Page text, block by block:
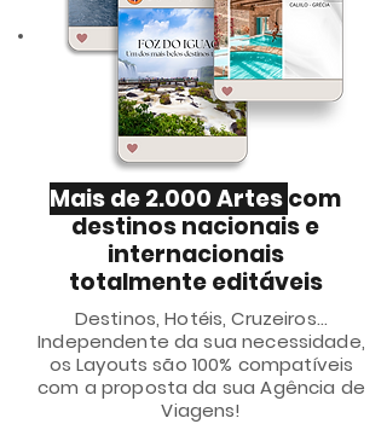
Mais de 2.000 Artescom
destinos nacionais e
internacionais
totalmente editáveis
Destinos, Hotéis, Cruzeiros...
Independente da sua necessidade,
os Layouts são 100% compatíveis
com a proposta da sua Agência de
Viagens!